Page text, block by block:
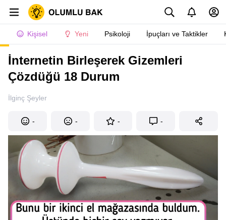
Kişisel Yeni Psikoloji İpuçları ve Taktikler
İnternetin Birleşerek Gizemleri
Çözdüğü 18 Durum
İlginç Şeyler
- - - -